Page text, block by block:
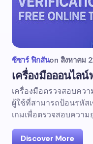
ซีซาร์ ฟิกสันon สิงหาคม
เครื่องมือออนไล
เครื่องมือตรวจสอบคว
ผู้ใช้ที่สามารถป้อนรหัส
เกมเพื่อตรวจสอบควา
Discover More